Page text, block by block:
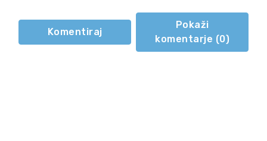
Komentiraj
Pokaži
komentarje (0)